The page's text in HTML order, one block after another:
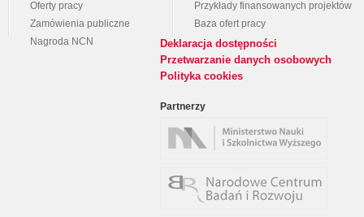
Oferty pracy
Zamówienia publiczne
Nagroda NCN
Przykłady finansowanych projektów
Baza ofert pracy
Deklaracja dostępności
Przetwarzanie danych osobowych
Polityka cookies
Partnerzy